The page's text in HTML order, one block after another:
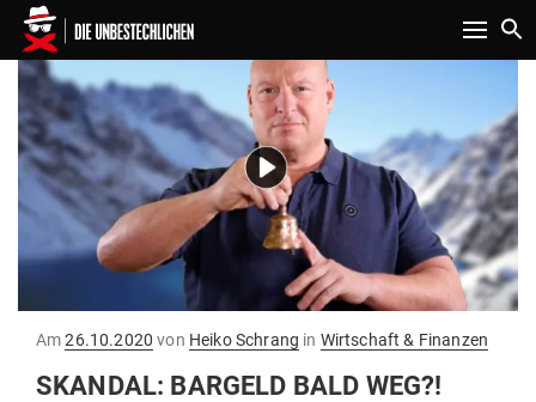
Toggle
AmGepostet
26.10.2020 von Heiko Schrang in Wirtschaft & Finanzen
SKANDAL: BARGELD BALD WEG?!